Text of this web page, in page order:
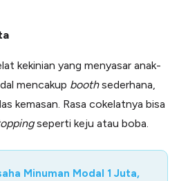
kekinian yang menyasar anak-
mencakup boothsederhana,
kemasan. Rasa cokelatnya bisa
seperti keju atau boba.
Minuman Modal 1 Juta,